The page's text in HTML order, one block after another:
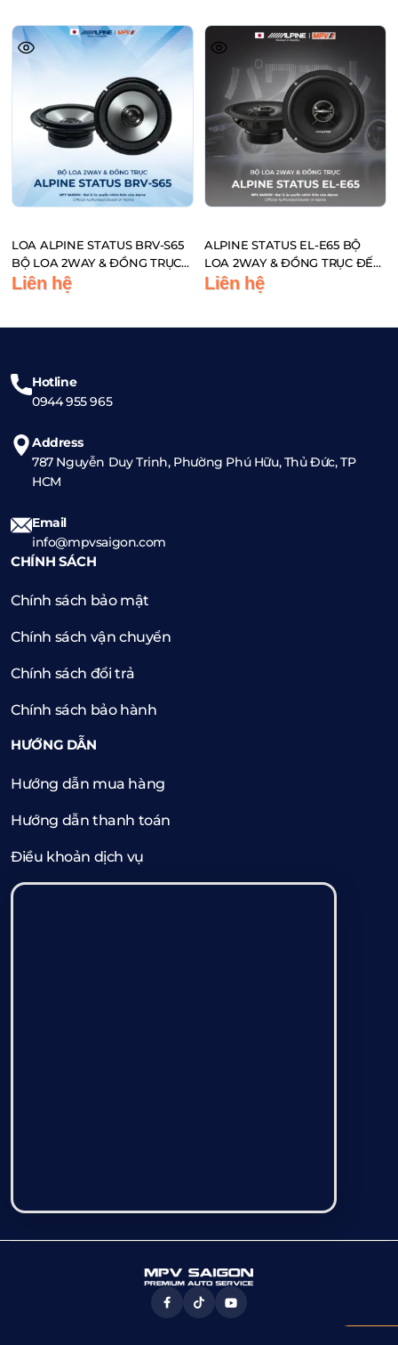
LOA ALPINE STATUS BRV-S65
BỘ LOA 2WAY & ĐỒNG TRỤC
ĐẾN TỪ NHẬT BẢN
Liên hệ
ALPINE STATUS EL-E65 BỘ
LOA 2WAY & ĐỒNG TRỤC ĐẾN
TỪ NHẬT BẢN
Liên hệ
Hotline
0944 955 965
Address
787 Nguyễn Duy Trinh, Phường Phú Hữu, Thủ Đức, TP
HCM
Email
info@mpvsaigon.com
CHÍNH SÁCH
Chính sách bảo mật
Chính sách vận chuyển
Chính sách đổi trả
Chính sách bảo hành
HƯỚNG DẪN
Hướng dẫn mua hàng
Hướng dẫn thanh toán
Điều khoản dịch vụ